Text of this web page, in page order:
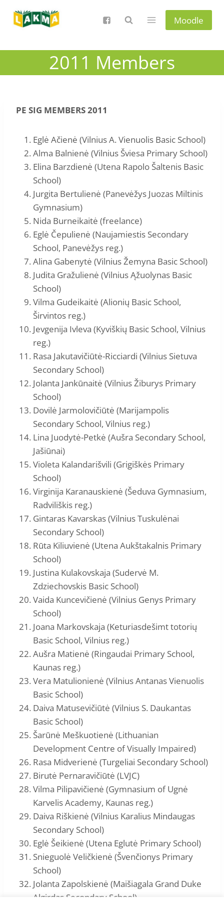
Moodle
2011 Members
PE SIG MEMBERS 2011
Eglė Ačienė (Vilnius A. Vienuolis Basic School)
Alma Balnienė (Vilnius Šviesa Primary School)
Elina Barzdienė (Utena Rapolo Šaltenis Basic
School)
Jurgita Bertulienė (Panevėžys Juozas Miltinis
Gymnasium)
Nida Burneikaitė (freelance)
Eglė Čepulienė (Naujamiestis Secondary
School, Panevėžys reg.)
Alina Gabenytė (Vilnius Žemyna Basic School)
Judita Gražulienė (Vilnius Ąžuolynas Basic
School)
Vilma Gudeikaitė (Alionių Basic School,
Širvintos reg.)
Jevgenija Ivleva (Kyviškių Basic School, Vilnius
reg.)
Rasa Jakutavičiūtė-Ricciardi (Vilnius Sietuva
Secondary School)
Jolanta Jankūnaitė (Vilnius Žiburys Primary
School)
Dovilė Jarmolovičiūtė (Marijampolis
Secondary School, Vilnius reg.)
Lina Juodytė-Petkė (Aušra Secondary School,
Jašiūnai)
Violeta Kalandarišvili (Grigiškės Primary
School)
Virginija Karanauskienė (Šeduva Gymnasium,
Radviliškis reg.)
Gintaras Kavarskas (Vilnius Tuskulėnai
Secondary School)
Rūta Kiliuvienė (Utena Aukštakalnis Primary
School)
Justina Kulakovskaja (Sudervė M.
Zdziechovskis Basic School)
Vaida Kuncevičienė (Vilnius Genys Primary
School)
Joana Markovskaja (Keturiasdešimt totorių
Basic School, Vilnius reg.)
Aušra Matienė (Ringaudai Primary School,
Kaunas reg.)
Vera Matulionienė (Vilnius Antanas Vienuolis
Basic School)
Daiva Matusevičiūtė (Vilnius S. Daukantas
Basic School)
Šarūnė Meškuotienė (Lithuanian
Development Centre of Visually Impaired)
Rasa Midverienė (Turgeliai Secondary School)
Birutė Pernaravičiūtė (LVJC)
Vilma Pilipavičienė (Gymnasium of Ugnė
Karvelis Academy, Kaunas reg.)
Daiva Riškienė (Vilnius Karalius Mindaugas
Secondary School)
Eglė Šeikienė (Utena Eglutė Primary School)
Snieguolė Veličkienė (Švenčionys Primary
School)
Jolanta Zapolskienė (Maišiagala Grand Duke